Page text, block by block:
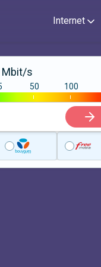
Internet
Mbit/s
|
50
|
100